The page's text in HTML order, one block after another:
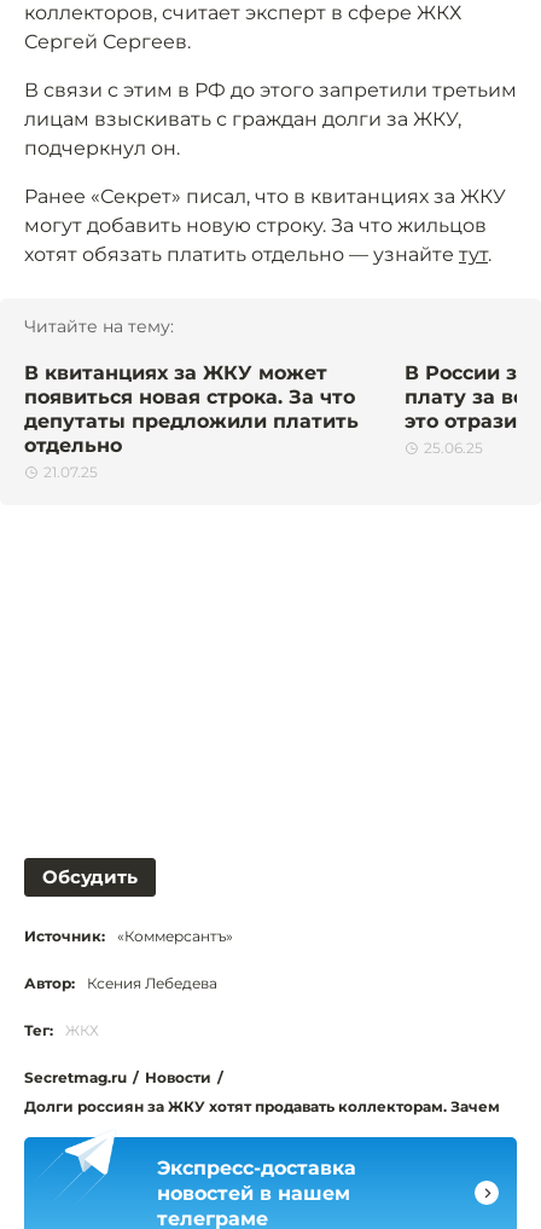
коллекторов, считает эксперт в сфере ЖКХ
Сергей Сергеев.
В связи с этим в РФ до этого запретили третьим
лицам взыскивать с граждан долги за ЖКУ,
подчеркнул он.
Ранее «Секрет» писал, что в квитанциях за ЖКУ
могут добавить новую строку. За что жильцов
хотят обязать платить отдельно — узнайте тут.
Читайте на тему:
В квитанциях за ЖКУ может
появиться новая строка. За что
депутаты предложили платить
отдельно
21.07.25
В России
плату за
это
25.06.25
Обсудить
Источник: «Коммерсантъ»
Автор: Ксения Лебедева
Тег: ЖКХ
Secretmag.ru / Новости /
Долги россиян за ЖКУ хотят продавать коллекторам. Зачем
Экспресс-доставка
новостей в нашем
телеграме